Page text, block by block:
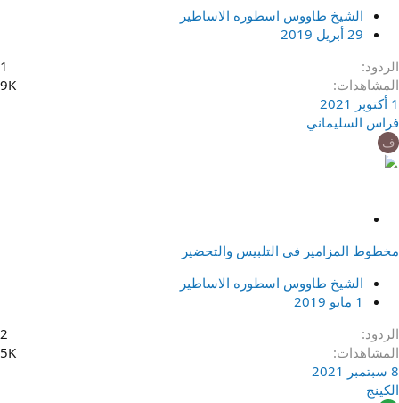
ت
الشيخ طاووس اسطوره الاساطير
29 أبريل 2019
الردود
1
المشاهدات
9K
1 أكتوبر 2021
فراس السليماني
ف
ب
ت
مخطوط المزامير فى التلبيس والتحضير
الشيخ طاووس اسطوره الاساطير
1 مايو 2019
الردود
2
المشاهدات
5K
8 سبتمبر 2021
الكينج